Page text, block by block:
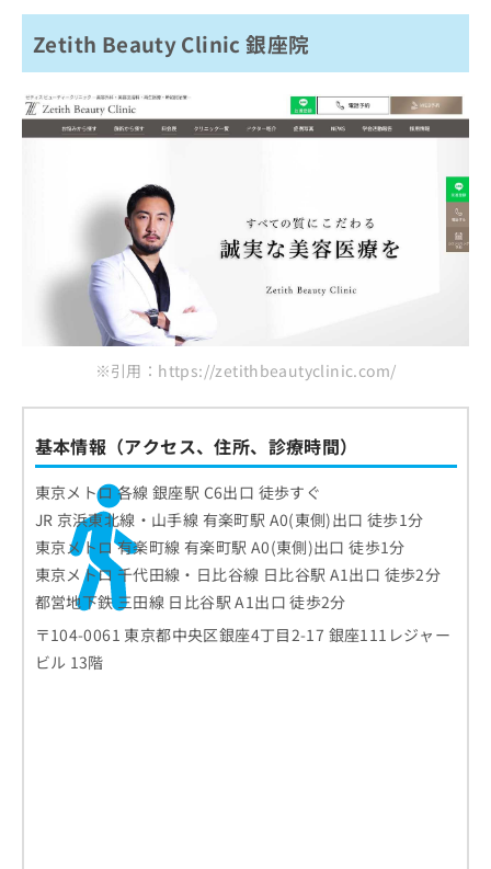
銀座みゆき通り美容外科 銀座院
ヴェリテクリニック 銀座院
LOCHIC CLINIC GINZA
アールビューティークリニック 銀座院
十仁美容整形
銀座マイアミ美容外科
マックスファクス銀座クリニック
まとめ：銀座で評判の鼻整形におすすめのクリ
ニック10選
Zetith Beauty Clinic 銀座院
※引用：https://zetithbeautyclinic.com/
基本情報（アクセス、住所、診療時間）
東京メトロ 各線 銀座駅 C6出口 徒歩すぐ
JR 京浜東北線・山手線 有楽町駅 A0(東側)出口 徒歩1分
東京メトロ 有楽町線 有楽町駅 A0(東側)出口 徒歩1分
東京メトロ 千代田線・日比谷線 日比谷駅 A1出口 徒歩2分
都営地下鉄 三田線 日比谷駅 A1出口 徒歩2分
〒104-0061 東京都中央区銀座4丁目2-17 銀座111レジャー
ビル 13階
正
は
こ
ら
ち
ら
込
み
は
こ
ち
ら